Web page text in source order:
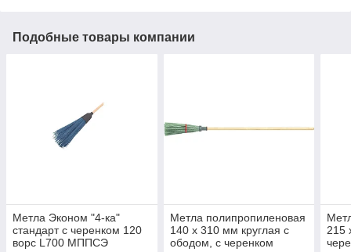
Подобные товары компании
Метла Эконом "4-ка"
стандарт с черенком 120
ворс L700 МППСЭ
Метла полипропиленовая
140 х 310 мм круглая с
ободом, с черенком
215